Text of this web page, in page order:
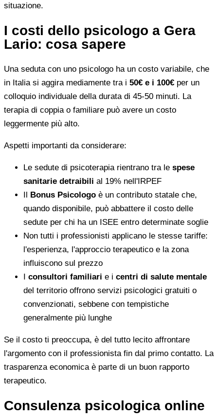
situazione.
I costi dello psicologo a Gera
Lario: cosa sapere
Una seduta con uno psicologo ha un costo variabile, che
in Italia si aggira mediamente tra i 50€ e i 100€ per un
colloquio individuale della durata di 45-50 minuti. La
terapia di coppia o familiare può avere un costo
leggermente più alto.
Aspetti importanti da considerare:
Le sedute di psicoterapia rientrano tra le spese
sanitarie detraibili al 19% nell'IRPEF
Il Bonus Psicologo è un contributo statale che,
quando disponibile, può abbattere il costo delle
sedute per chi ha un ISEE entro determinate soglie
Non tutti i professionisti applicano le stesse tariffe:
l'esperienza, l'approccio terapeutico e la zona
influiscono sul prezzo
I consultori familiari e i centri di salute mentale
del territorio offrono servizi psicologici gratuiti o
convenzionati, sebbene con tempistiche
generalmente più lunghe
Se il costo ti preoccupa, è del tutto lecito affrontare
l'argomento con il professionista fin dal primo contatto. La
trasparenza economica è parte di un buon rapporto
terapeutico.
Consulenza psicologica online